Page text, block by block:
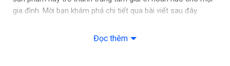
– Công nghệ màn hình chấm lượng tử Quantum Dot
gia đình. Mời bạn khám phá chi tiết qua bài viết sau đây.
Đọc thêm